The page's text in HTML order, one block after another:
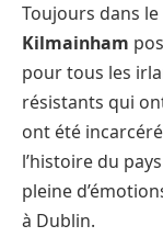
Toujours dans
Kilmainham
pour tous les
résistants qui
ont été
l’histoire du
pleine
à Dublin.